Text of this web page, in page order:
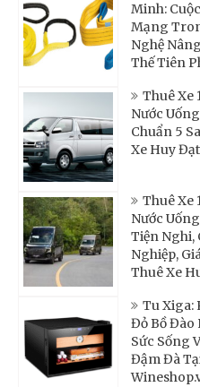
Minh:
Mạng
Nghệ
Thế Tiên
Thuê Xe
Nước
Chuẩn 5
Xe Huy Đạt
Thuê Xe
Nước
Tiện Nghi,
Nghiệp,
Thuê Xe
Tu Xiga:
Đỏ Bồ Đào
Sức Sống
Đậm Đà